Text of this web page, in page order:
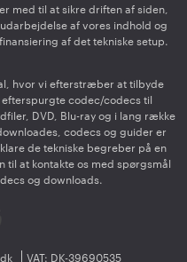
er med til at sikre driften af siden,
udarbejdelse af vores indhold og
finansiering af det tekniske setup.
hvor vi efterstræber at tilbyde
codec/codecs til
DVD, Blu-ray og i lang række
codecs og guider er
de tekniske begreber på en
at kontakte os med spørgsmål
og downloads.
VAT: DK-39690535